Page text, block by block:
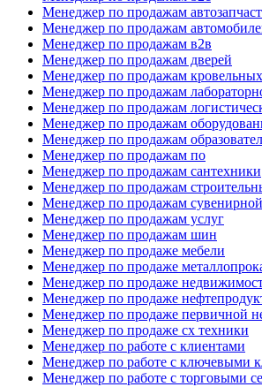
Менеджер по продажам
Менеджер по продажам
Менеджер по продажам в2в
Менеджер по продажам дверей
Менеджер по продажам
Менеджер по продажам
Менеджер по продажам
Менеджер по продажам
Менеджер по продажам
Менеджер по продажам по
Менеджер по продажам сантехники
Менеджер по продажам
Менеджер по продажам
Менеджер по продажам услуг
Менеджер по продажам шин
Менеджер по продаже мебели
Менеджер по продаже
Менеджер по продаже
Менеджер по продаже
Менеджер по продаже первичной
Менеджер по продаже сх техники
Менеджер по работе с клиентами
Менеджер по работе с ключевыми
Менеджер по работе с торговыми